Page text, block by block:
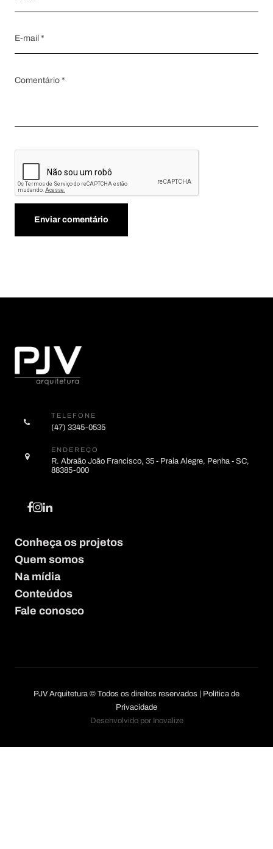
TELEFONE
(47) 3345-0535
ENDEREÇO
R. Abraão João Francisco, 35 - Praia Alegre, Penha - SC,
88385-000
Conheça os projetos
Quem somos
Na mídia
Conteúdos
Fale conosco
PJV Arquitetura © Todos os direitos reservados |
Política de
Privacidade
Desenvolvido por Inovalize